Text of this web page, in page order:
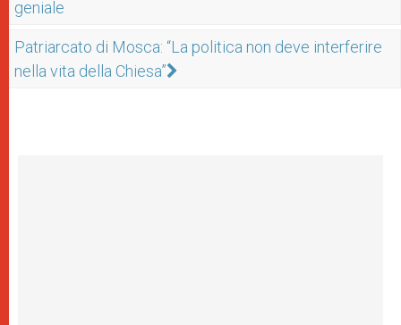
geniale
Patriarcato di Mosca: “La politica non deve interferire
nella vita della Chiesa”